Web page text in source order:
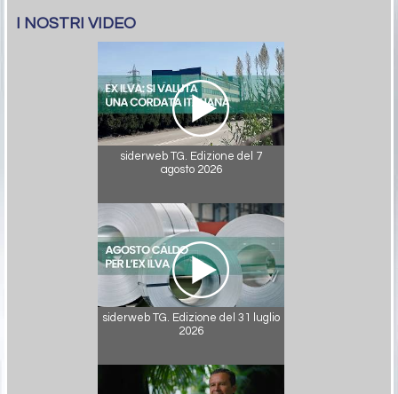
I NOSTRI VIDEO
siderweb TG. Edizione del 7
agosto 2026
siderweb TG. Edizione del 31 luglio
2026